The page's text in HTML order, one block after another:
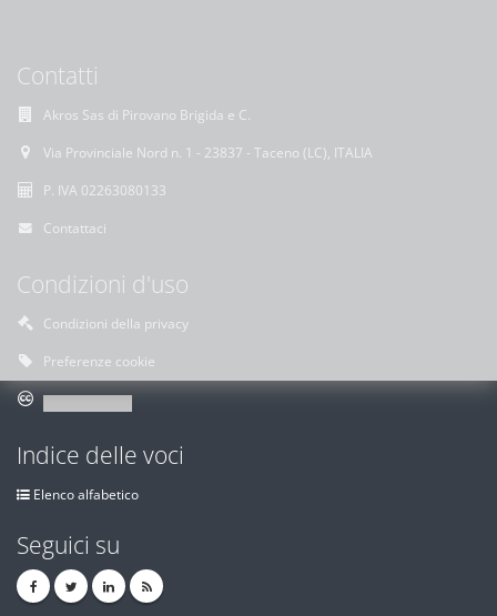
Contatti
Akros Sas di Pirovano Brigida e C.
Via Provinciale Nord n. 1 - 23837 - Taceno (LC), ITALIA
P. IVA 02263080133
Contattaci
Condizioni d'uso
Condizioni della privacy
Preferenze cookie
Indice delle voci
Elenco alfabetico
Seguici su